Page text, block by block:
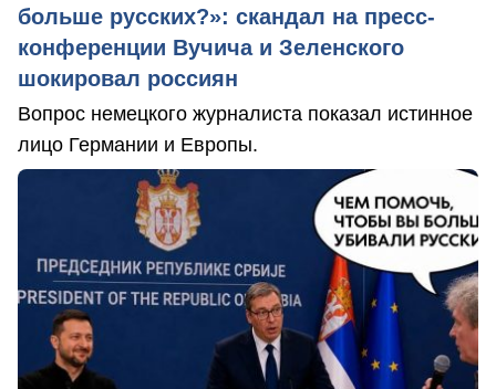
больше русских?»: скандал на пресс-
конференции Вучича и Зеленского
шокировал россиян
Вопрос немецкого журналиста показал истинное
лицо Германии и Европы.